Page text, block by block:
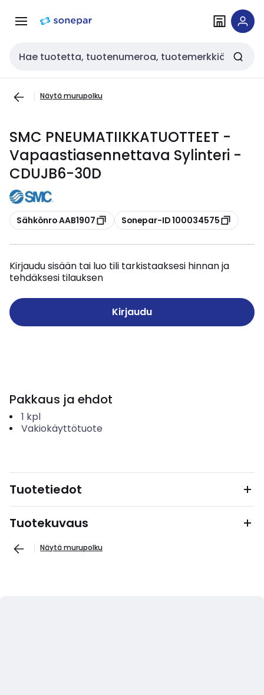
navigointiinsisältöön
Haku
Näytä murupolku
SMC PNEUMATIIKKATUOTTEET -
Vapaastiasennettava Sylinteri -
CDUJB6-30D
Kopioi
Sähkönro AAB1907 Kopioi
Sonepar-ID 100034575
Kirjaudu sisään tai luo tili tarkistaaksesi hinnan ja
tehdäksesi tilauksen
Kirjaudu
Pakkaus ja ehdot
1 kpl
Vakiokäyttötuote
Tuotetiedot
Tuotekuvaus
Näytä murupolku